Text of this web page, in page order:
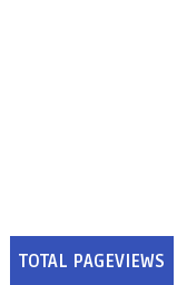
TOTAL PAGEVIEWS